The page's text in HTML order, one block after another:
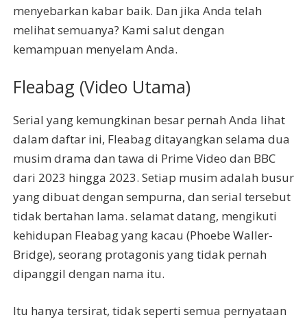
menyebarkan kabar baik. Dan jika Anda telah
melihat semuanya? Kami salut dengan
kemampuan menyelam Anda.
Fleabag (Video Utama)
Serial yang kemungkinan besar pernah Anda lihat
dalam daftar ini, Fleabag ditayangkan selama dua
musim drama dan tawa di Prime Video dan BBC
dari 2023 hingga 2023. Setiap musim adalah busur
yang dibuat dengan sempurna, dan serial tersebut
tidak bertahan lama. selamat datang, mengikuti
kehidupan Fleabag yang kacau (Phoebe Waller-
Bridge), seorang protagonis yang tidak pernah
dipanggil dengan nama itu.
Itu hanya tersirat, tidak seperti semua pernyataan